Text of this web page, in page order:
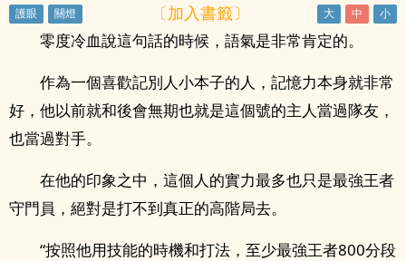
〔加入書籤〕
零度冷血說這句話的時候，語氣是非常肯定的。
作為一個喜歡記別人小本子的人，記憶力本身就非常
好，他以前就和後會無期也就是這個號的主人當過隊友，
也當過對手。
在他的印象之中，這個人的實力最多也只是最強王者
守門員，絕對是打不到真正的高階局去。
“按照他用技能的時機和打法，至少最強王者800分段